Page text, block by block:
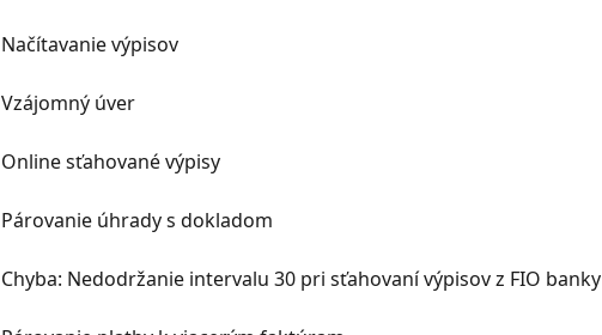
Načítavanie výpisov
Vzájomný úver
Online sťahované výpisy
Párovanie úhrady s dokladom
Chyba: Nedodržanie intervalu 30 pri sťahovaní výpisov z FIO banky